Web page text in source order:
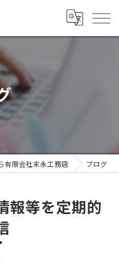
有限会社末永工務店 ブログ
報等を定期的